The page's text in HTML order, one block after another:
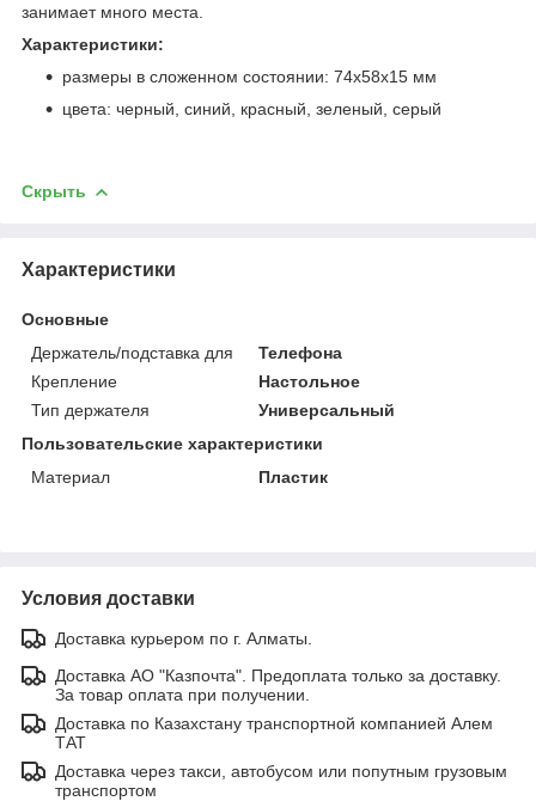
занимает много места.
Характеристики:
размеры в сложенном состоянии: 74x58x15 мм
цвета: черный, синий, красный, зеленый, серый
Скрыть
Характеристики
Основные
Держатель/подставка для
Телефона
Крепление
Настольное
Тип держателя
Универсальный
Пользовательские характеристики
Материал
Пластик
Условия доставки
Доставка курьером по г. Алматы.
Доставка АО "Казпочта". Предоплата только за доставку.
За товар оплата при получении.
Доставка по Казахстану транспортной компанией Алем
ТАТ
Доставка через такси, автобусом или попутным грузовым
транспортом